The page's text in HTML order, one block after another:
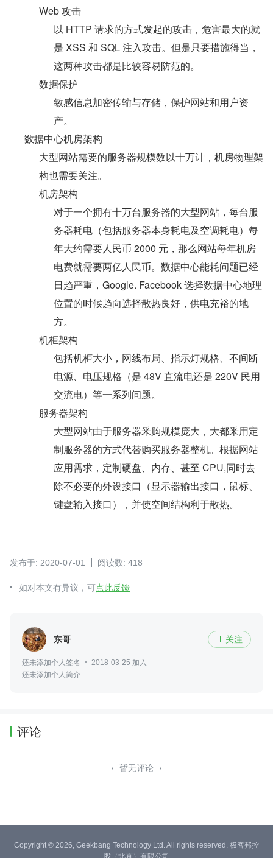
Web 攻击
以 HTTP 请求的方式发起的攻击，危害最大的就
是 XSS 和 SQL 注入攻击。但是只要措施得当，
这两种攻击都是比较容易防范的。
数据保护
敏感信息加密传输与存储，保护网站和用户资
产。
数据中心机房架构
大型网站需要的服务器规模数以十万计，机房物理架
构也需要关注。
机房架构
对于一个拥有十万台服务器的大型网站，每台服
务器耗电（包括服务器本身耗电及空调耗电）每
年大约需要人民币 2000 元，那么网站每年机房
电费就需要两亿人民币。数据中心能耗问题已经
日趋严重，Google. Facebook 选择数据中心地理
位置的时候趋向选择散热良好，供电充裕的地
方。
机柜架构
包括机柜大小，网线布局、指示灯规格、不间断
电源、电压规格（是 48V 直流电还是 220V 民用
交流电）等一系列问题。
服务器架构
大型网站由于服务器釆购规模庞大，大都釆用定
制服务器的方式代替购买服务器整机。根据网站
应用需求，定制硬盘、内存、甚至 CPU,同时去
除不必要的外设接口（显示器输出接口，鼠标、
键盘输入接口），并使空间结构利于散热。
发布于: 2020-07-01 阅读数: 418
如对本文有异议，可点此反馈
东哥  关注
还未添加个人签名
2018-03-25 加入
还未添加个人简介
评论
暂无评论
Copyright © 2026, Geekbang Technology Ltd. All rights reserved. 极客邦控
股（北京）有限公司